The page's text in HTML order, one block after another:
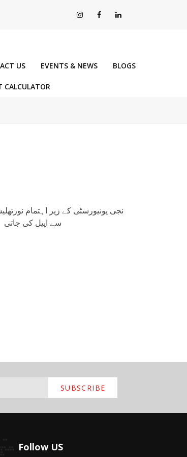
US EVENTS & NEWS BLOGS
CALCULATOR
نجی یونیورسٹی کے زیر اہتمام
سے اپیل کی جاتی
SUBSCRIBE
Follow US